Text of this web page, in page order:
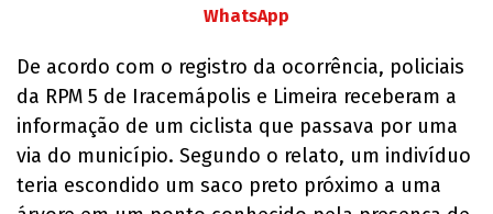
WhatsApp
De acordo com o registro da ocorrência, policiais
da RPM 5 de Iracemápolis e Limeira receberam a
informação de um ciclista que passava por uma
via do município. Segundo o relato, um indivíduo
teria escondido um saco preto próximo a uma